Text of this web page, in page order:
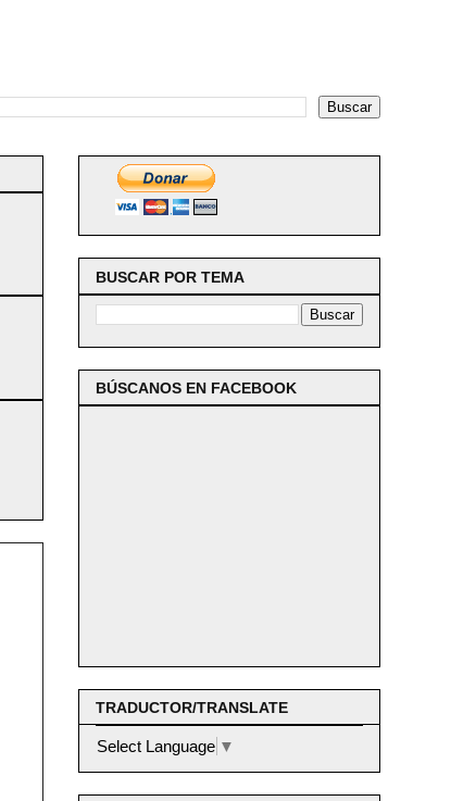
BUSCAR POR TEMA
BÚSCANOS EN FACEBOOK
TRADUCTOR/TRANSLATE
Select Language ▼